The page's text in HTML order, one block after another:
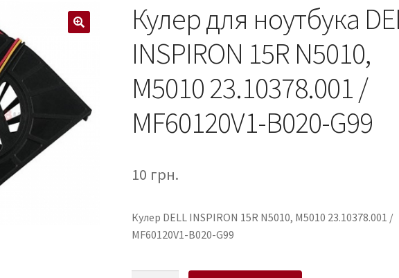
Кулер для ноутбука
INSPIRON 15R N5010,
M5010 23.10378.001 /
MF60120V1-B020-G99
10 грн.
Кулер DELL INSPIRON 15R N5010, M5010 23.10378.001 /
MF60120V1-B020-G99